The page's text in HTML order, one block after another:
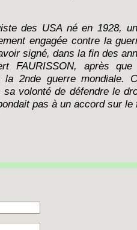
des USA né en 1928,
engagée contre la
signé, dans la fin des
FAURISSON, après
la 2nde guerre mondiale.
volonté de défendre le
pas à un accord sur le